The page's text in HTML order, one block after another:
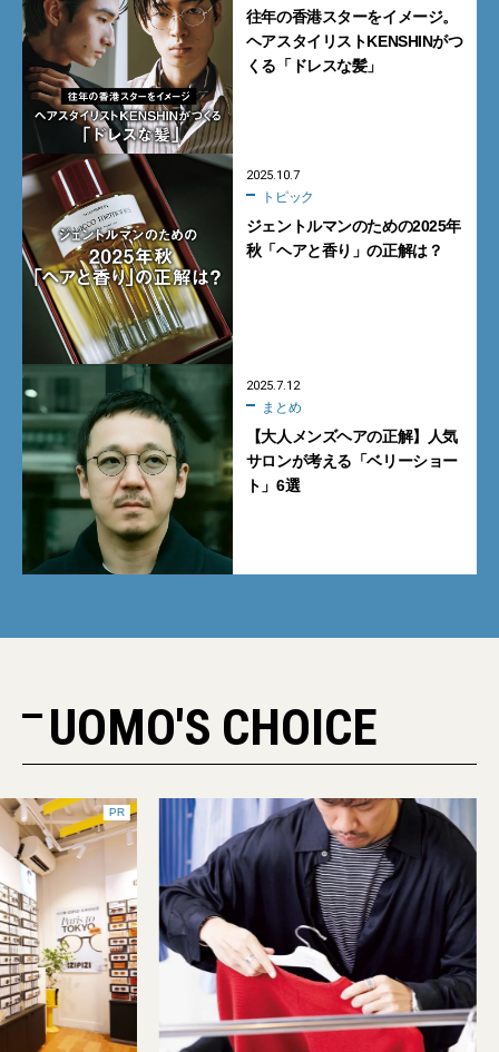
往年の香港スターをイメージ。
ヘアスタイリストKENSHINがつ
くる「ドレスな髪」
2025.10.7
トピック
ジェントルマンのための2025年
秋「ヘアと香り」の正解は？
2025.7.12
まとめ
【大人メンズヘアの正解】人気
サロンが考える「ベリーショー
ト」6選
UOMO'S CHOICE
PR